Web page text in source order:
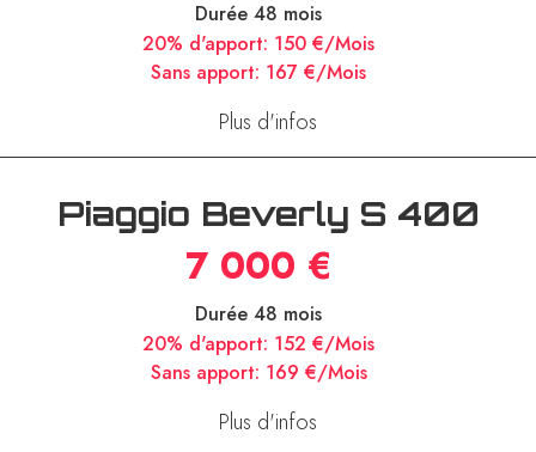
6 900 €
Durée 48 mois
20% d'apport:150 €/Mois
Sans apport:167 €/Mois
Piaggio Beverly S 400
7 000 €
Durée 48 mois
20% d'apport:152 €/Mois
Sans apport:169 €/Mois